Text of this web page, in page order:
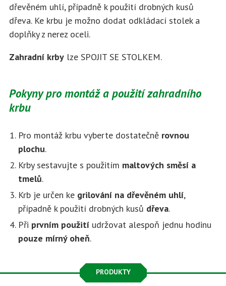
dřevěném uhlí, případně k použití drobných kusů
dřeva. Ke krbu je možno dodat odkládací stolek a
doplňky z nerez oceli.
Zahradní krby lze SPOJIT SE STOLKEM.
Pokyny pro montáž a použití zahradního
krbu
Pro montáž krbu vyberte dostatečně rovnou
plochu.
Krby sestavujte s použitím maltových směsí a
tmelů.
Krb je určen ke grilování na dřevěném uhlí,
případně k použití drobných kusů dřeva.
Při prvním použití udržovat alespoň jednu hodinu
pouze mírný oheň.
PRODUKTY